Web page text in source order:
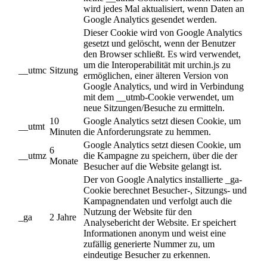
wird jedes Mal aktualisiert, wenn Daten an
Google Analytics gesendet werden.
__utmc Sitzung
Dieser Cookie wird von Google Analytics
gesetzt und gelöscht, wenn der Benutzer
den Browser schließt. Es wird verwendet,
um die Interoperabilität mit urchin.js zu
ermöglichen, einer älteren Version von
Google Analytics, und wird in Verbindung
mit dem __utmb-Cookie verwendet, um
neue Sitzungen/Besuche zu ermitteln.
__utmt
10
Minuten
Google Analytics setzt diesen Cookie, um
die Anforderungsrate zu hemmen.
__utmz
6
Monate
Google Analytics setzt diesen Cookie, um
die Kampagne zu speichern, über die der
Besucher auf die Website gelangt ist.
_ga 2 Jahre
Der von Google Analytics installierte _ga-
Cookie berechnet Besucher-, Sitzungs- und
Kampagnendaten und verfolgt auch die
Nutzung der Website für den
Analysebericht der Website. Er speichert
Informationen anonym und weist eine
zufällig generierte Nummer zu, um
eindeutige Besucher zu erkennen.